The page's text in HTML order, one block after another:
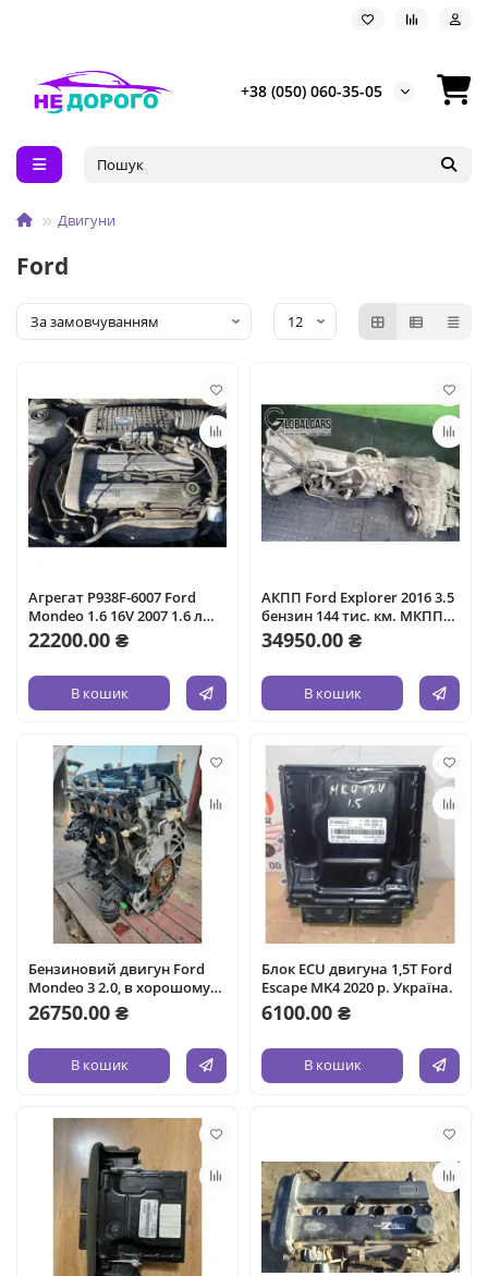
+38 (050) 060-35-05
Двигуни
Ford
Агрегат P938F-6007 Ford
Mondeo 1.6 16V 2007 1.6 л
Бензин.
22200.00 ₴
В кошик
АКПП Ford Explorer 2016 3.5
бензин 144 тис. км. МКПП
Ford Explorer 2016 3.5
бензин 144 тис. км. двигун
бензин 144 тис. км.
34950.00 ₴
В кошик
Бензиновий двигун Ford
Mondeo 3 2.0, в хорошому
стані, українською, агрегат,
2003 рік, об'єм 2.0 л.
26750.00 ₴
В кошик
Блок ECU двигуна 1,5Т Ford
Escape MK4 2020 р. Україна.
6100.00 ₴
В кошик